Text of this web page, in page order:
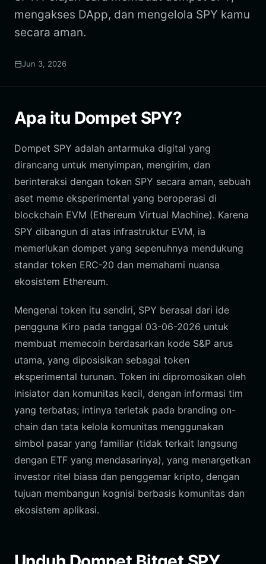
mengakses DApp, dan mengelola SPY kamu
secara aman.
Jun 3, 2026
Apa itu Dompet SPY?
Dompet SPY adalah antarmuka digital yang
dirancang untuk menyimpan, mengirim, dan
berinteraksi dengan token SPY secara aman, sebuah
aset meme eksperimental yang beroperasi di
blockchain EVM (Ethereum Virtual Machine). Karena
SPY dibangun di atas infrastruktur EVM, ia
memerlukan dompet yang sepenuhnya mendukung
standar token ERC-20 dan memahami nuansa
ekosistem Ethereum.
Mengenai token itu sendiri, SPY berasal dari ide
pengguna Kiro pada tanggal 03-06-2026 untuk
membuat memecoin berdasarkan kode S&P arus
utama, yang diposisikan sebagai token
eksperimental turunan. Token ini dipromosikan oleh
inisiator dan komunitas kecil, dengan informasi tim
yang terbatas; intinya terletak pada branding on-
chain dan tata kelola komunitas menggunakan
simbol pasar yang familiar (tidak terkait langsung
dengan ETF yang mendasarinya), yang menargetkan
investor ritel biasa dan penggemar kripto, dengan
tujuan membangun kognisi berbasis komunitas dan
ekosistem aplikasi.